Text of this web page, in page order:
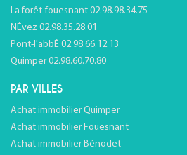
La forêt-fouesnant 02.98.98.34.75
NÉvez 02.98.35.28.01
Pont-l'abbÉ 02.98.66.12.13
Quimper 02.98.60.70.80
PAR VILLES
Achat immobilier Quimper
Achat immobilier Fouesnant
Achat immobilier Bénodet